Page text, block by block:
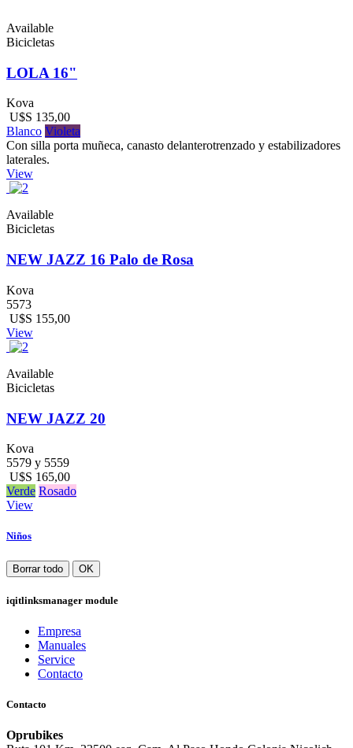
Available
Bicicletas
LOLA 16"
Kova
U$S 135,00
Blanco Violeta
Con silla porta muñeca, canasto delanterotrenzado y estabilizadores
laterales.
View
Available
Bicicletas
NEW JAZZ 16 Palo de Rosa
Kova
5573
U$S 155,00
View
Available
Bicicletas
NEW JAZZ 20
Kova
5579 y 5559
U$S 165,00
Verde Rosado
View
Niños
Borrar todo OK
iqitlinksmanager module
Empresa
Manuales
Service
Contacto
Contacto
Oprubikes